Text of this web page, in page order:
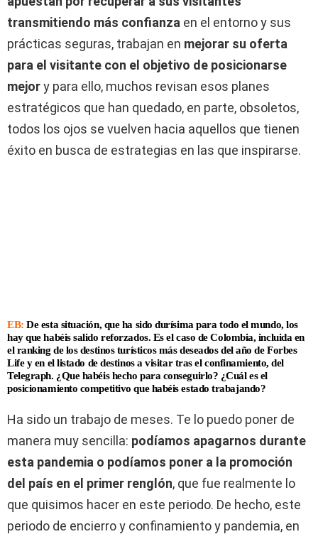
transmitiendo más confianza en el entorno y sus
prácticas seguras, trabajan en mejorar su oferta
para el visitante con el objetivo de posicionarse
mejory para ello, muchos revisan esos planes
estratégicos que han quedado, en parte, obsoletos,
todos los ojos se vuelven hacia aquellos que tienen
éxito en busca de estrategias en las que inspirarse.
EB: De esta situación, que ha sido durísima para todo el mundo, los
hay que habéis salido reforzados. Es el caso de Colombia, incluida en
el ranking de los destinos turísticos más deseados del año de Forbes
Life y en el listado de destinos a visitar tras el confinamiento, del
Telegraph. ¿Que habéis hecho para conseguirlo? ¿Cuál es el
posicionamiento competitivo que habéis estado trabajando?
Ha sido un trabajo de meses. Te lo puedo poner de
manera muy sencilla: podíamos apagarnos durante
esta pandemia o podíamos poner a la promoción
del país en el primer renglón, que fue realmente lo
que quisimos hacer en este periodo. De hecho, este
periodo de encierro y confinamiento y pandemia, en